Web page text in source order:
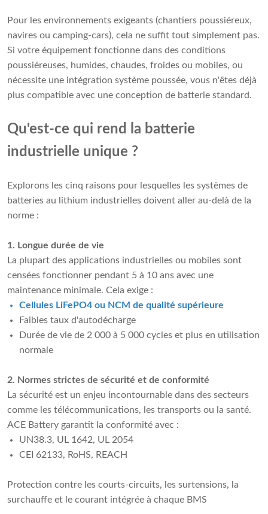
Pour les environnements exigeants (chantiers poussiéreux,
navires ou camping-cars), cela ne suffit tout simplement pas.
Si votre équipement fonctionne dans des conditions
poussiéreuses, humides, chaudes, froides ou mobiles, ou
nécessite une intégration système poussée, vous n'êtes déjà
plus compatible avec une conception de batterie standard.
Qu'est-ce qui rend la batterie
industrielle unique ?
Explorons les cinq raisons pour lesquelles les systèmes de
batteries au lithium industrielles doivent aller au-delà de la
norme :
1. Longue durée de vie
La plupart des applications industrielles ou mobiles sont
censées fonctionner pendant 5 à 10 ans avec une
maintenance minimale. Cela exige :
Cellules LiFePO4 ou NCM de qualité supérieure
Faibles taux d'autodécharge
Durée de vie de 2 000 à 5 000 cycles et plus en utilisation
normale
2. Normes strictes de sécurité et de conformité
La sécurité est un enjeu incontournable dans des secteurs
comme les télécommunications, les transports ou la santé.
ACE Battery garantit la conformité avec :
UN38.3, UL 1642, UL 2054
CEI 62133, RoHS, REACH
Protection contre les courts-circuits, les surtensions, la
surchauffe et le courant intégrée à chaque BMS